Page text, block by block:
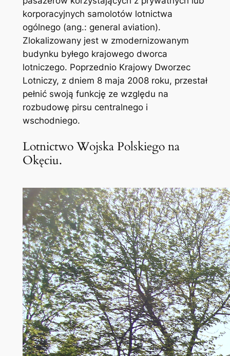
korporacyjnych samolotów lotnictwa
ogólnego (ang.: general aviation).
Zlokalizowany jest w zmodernizowanym
budynku byłego krajowego dworca
lotniczego. Poprzednio Krajowy Dworzec
Lotniczy, z dniem 8 maja 2008 roku, przestał
pełnić swoją funkcję ze względu na
rozbudowę pirsu centralnego i
wschodniego.
Lotnictwo Wojska Polskiego na
Okęciu.